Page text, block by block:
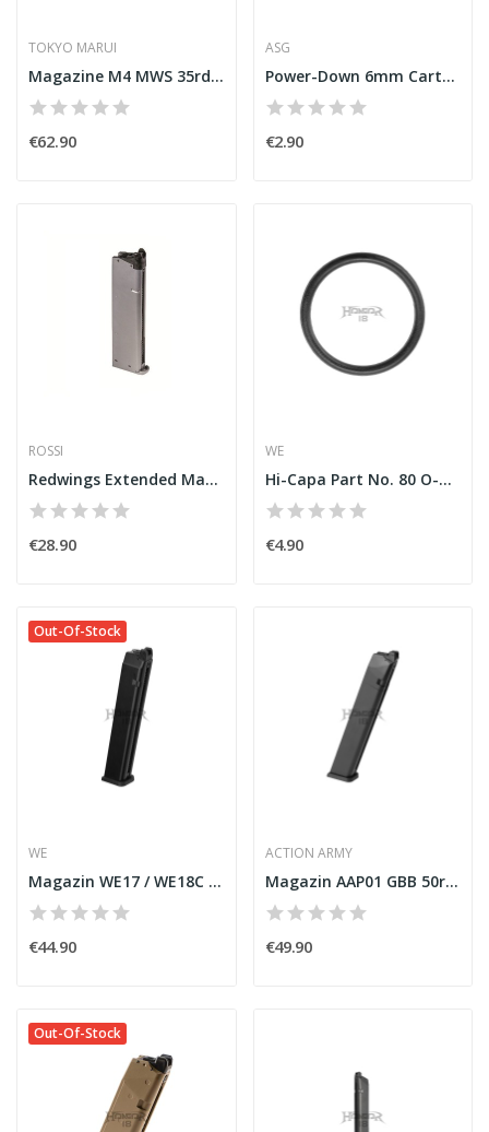
TOKYO MARUI
Magazine M4 MWS 35rds - Black [Marui]
€62.90
ASG
Power-Down 6mm Cartridge for Dan Wesson [ASG]
€2.90
ROSSI
Redwings Extended Mag [Rossi]
€28.90
WE
Hi-Capa Part No. 80 O-Ring [WE]
€4.90
Out-Of-Stock
WE
Magazin WE17 / WE18C GBB Extended Capacity...
€44.90
ACTION ARMY
Magazin AAP01 GBB 50rds [Action Army]
€49.90
Out-Of-Stock